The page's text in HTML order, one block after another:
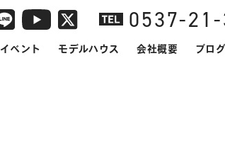
0537-
イベント モデルハウス 会社概要 ブログ